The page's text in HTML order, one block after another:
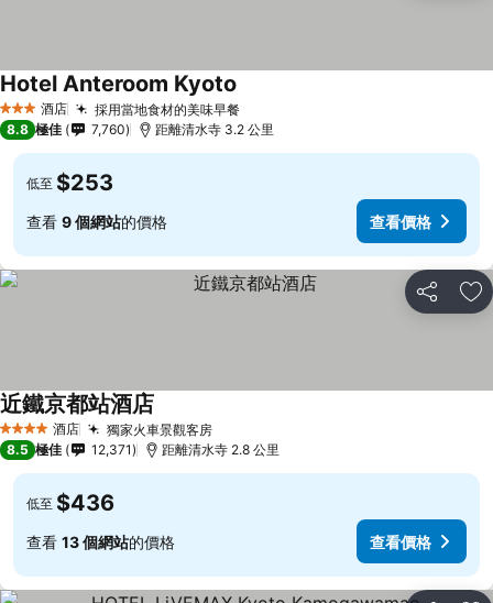
3 星級 酒店 採用當地食材的美味早餐
Hotel Anteroom Kyoto
8.8 極佳 7,760 距離清水寺 3.2 公里
低至 $253
查看 9 個網站的價格 查看價格
分享 放
4 星級 酒店 獨家火車景觀客房
近鐵京都站酒店
8.5 極佳 12,371 距離清水寺 2.8 公里
低至 $436
查看 13 個網站的價格 查看價格